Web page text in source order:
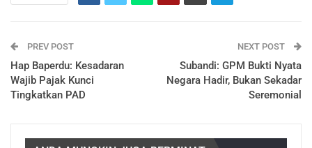
PREV POST
Hap Baperdu: Kesadaran
Wajib Pajak Kunci
Tingkatkan PAD
NEXT POST
Subandi: GPM Bukti Nyata
Negara Hadir, Bukan Sekadar
Seremonial